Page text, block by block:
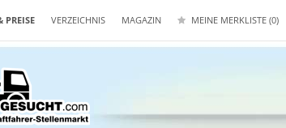
PREISE VERZEICHNIS MAGAZIN MEINE MERKLISTE (0)